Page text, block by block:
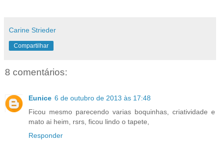
Carine Strieder
Compartilhar
8 comentários:
Eunice 6 de outubro de 2013 às 17:48
Ficou mesmo parecendo varias boquinhas, criatividade e
mato ai heim, rsrs, ficou lindo o tapete,
Responder